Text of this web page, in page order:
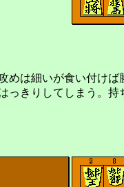
めは細いが食い付け
きりしてしまう。